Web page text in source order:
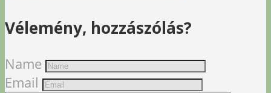
Vélemény, hozzászólás?
Name
Email